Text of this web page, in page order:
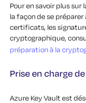
Pour en savoir plus
la façon de se préparer
certificats, les
cryptographique,
préparation à la
Prise en charge
Azure Key Vault est